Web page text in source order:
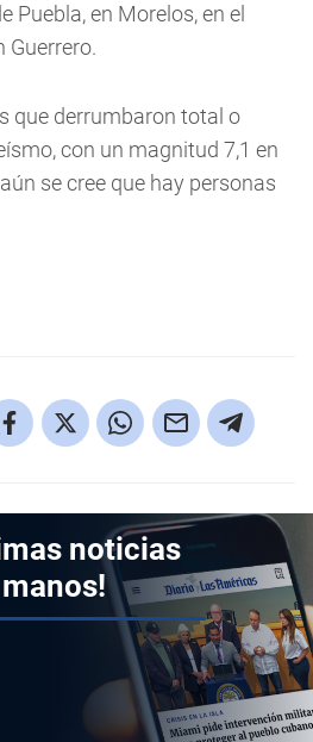
Puebla, en Morelos, en el
Guerrero.
que derrumbaron total o
con un magnitud 7,1 en
se cree que hay personas
noticias